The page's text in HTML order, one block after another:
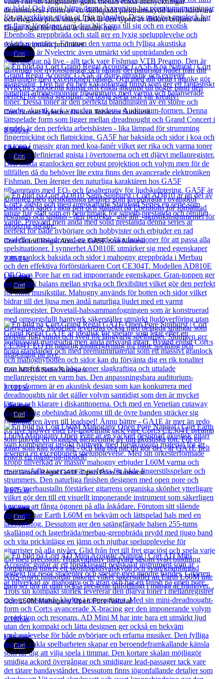
demonstreras i form av en sköldpadd plektrumskydd krom hårdvara
och eleganta prick inlays. Det är den typen av diskret briljans som
fångar ögat för ibland är mindre mer.
Andra populära produkter
Cort
Cort Sunset Nylectric Deluxe Tobacco Sunburst
8 565kr
Läs mer
Cort
Cort Grand Regal Acoustic GA5F Koa Natural
7 850kr
Läs mer
Cort
Cort AD810 Satin Sunburst
2 131kr
Läs mer
Cort
Cort Grand Regal GA1E Open Pore Sunburst
3 575kr
Läs mer
Cort
Cort L60M Mahogany Open Pore Natural
2 188kr
Läs mer
Cort